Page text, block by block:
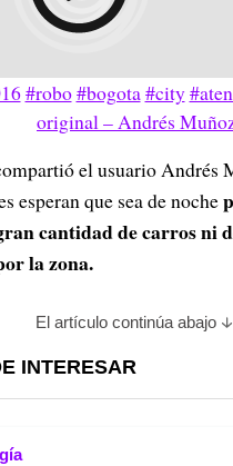
#robo#bogota#city
original – Andrés
el usuario Andrés
esperan que sea de noche
cantidad de carros ni
la zona.
El artículo continúa abajo
INTERESAR